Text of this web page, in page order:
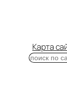
Карта
Поиск